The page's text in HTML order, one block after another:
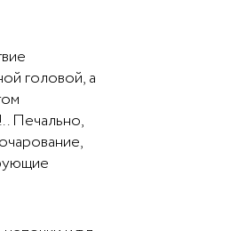
головой, а
Печально,